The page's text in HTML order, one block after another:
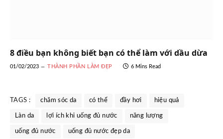
8 điều bạn không biết bạn có thể làm với dầu dừa
01/02/2023 THÀNH PHẦN LÀM ĐẸP 6 Mins Read
TAGS : chăm sóc da có thể đầy hơi hiệu quả
Làn da lợi ích khi uống đủ nước năng lượng
uống đủ nước uống đủ nước đẹp da